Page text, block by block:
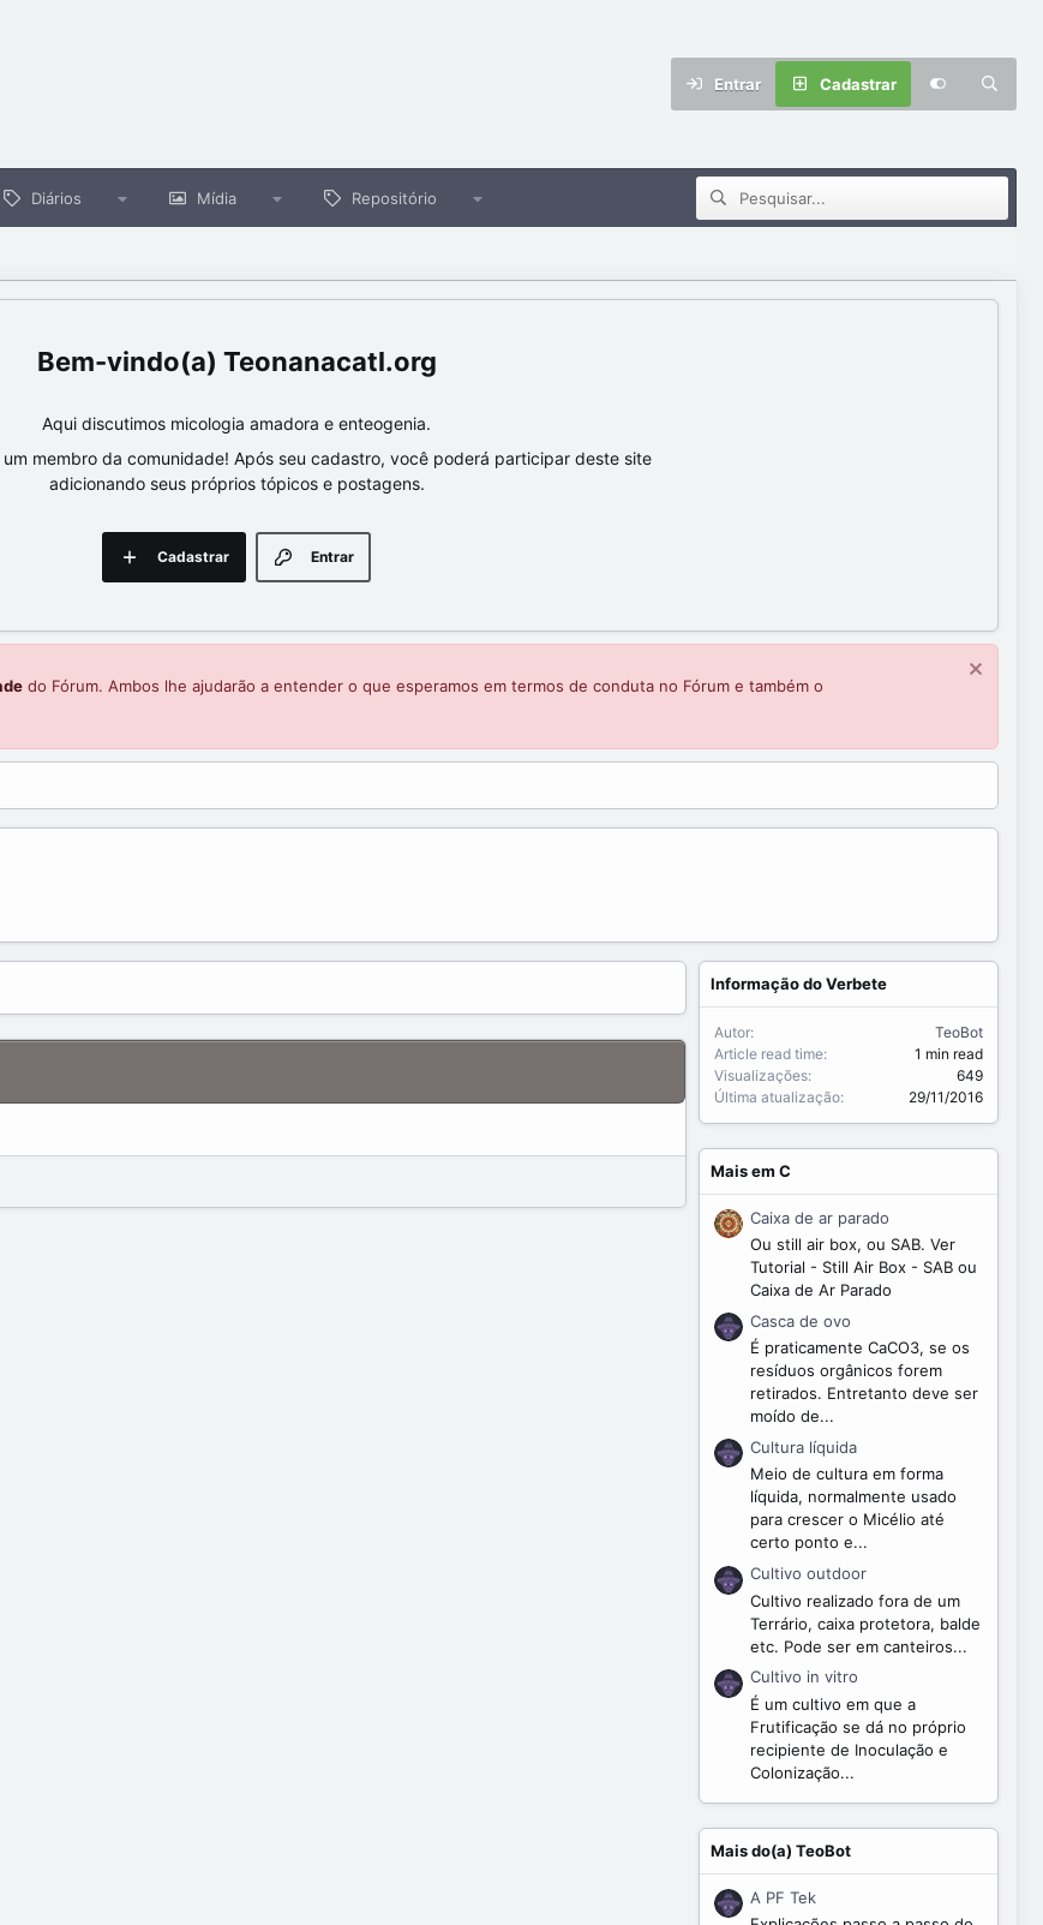
Entrar Cadastrar
Diários Mídia Repositório
Teonanacatl.org
Aqui discutimos micologia amadora e enteogenia.
membro da comunidade! Após seu cadastro, você poderá participar deste site
adicionando seus próprios tópicos e postagens.
Entrar
Cadastrar
do Fórum. Ambos lhe ajudarão a entender o que esperamos em termos de conduta no Fórum e também o
Informação do Verbete
Autor
TeoBot
Article read time
1 min read
Visualizações
649
Última atualização
29/11/2016
Mais em C
Caixa de ar parado
Ou still air box, ou SAB. Ver
Tutorial - Still Air Box - SAB ou
Caixa de Ar Parado
Casca de ovo
É praticamente CaCO3, se os
resíduos orgânicos forem
retirados. Entretanto deve ser
moído de...
Cultura líquida
Meio de cultura em forma
líquida, normalmente usado
para crescer o Micélio até
certo ponto e...
Cultivo outdoor
Cultivo realizado fora de um
Terrário, caixa protetora, balde
etc. Pode ser em canteiros...
Cultivo in vitro
É um cultivo em que a
Frutificação se dá no próprio
recipiente de Inoculação e
Colonização...
Mais do(a) TeoBot
A PF Tek